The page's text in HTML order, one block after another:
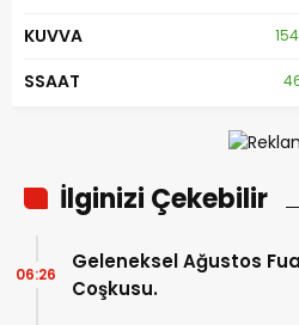
KUVVA
SSAAT
İlginizi Çekebilir
Geleneksel Ağustos
Coşkusu.
06:26